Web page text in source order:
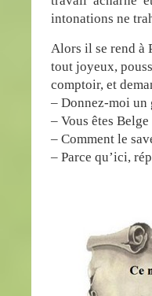
intonations ne
Alors il se rend à
tout joyeux,
comptoir, et
– Donnez-moi un
– Vous êtes
– Comment le
– Parce qu’ici,